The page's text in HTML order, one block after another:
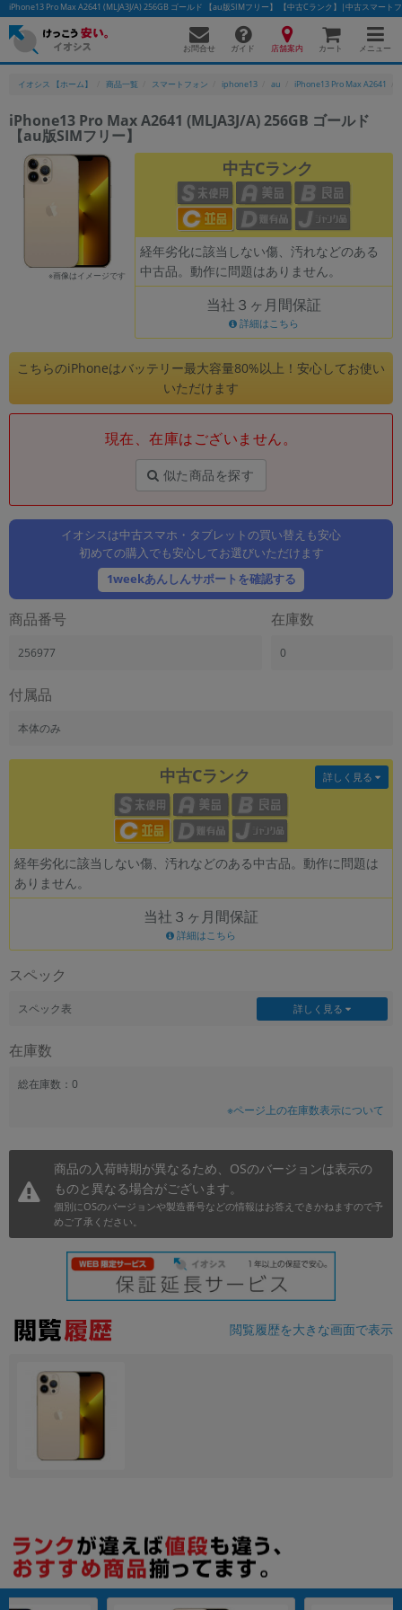
iPhone13 Pro Max A2641 (MLJA3J/A) 256GB ゴールド 【au版SIMフリー】 【中古Cランク】|中古スマート
お問合せ ガイド 店舗案内 カート メニュー
イオシス 【ホーム】 商品一覧 スマートフォン iphone13 au iPhone13 Pro Max A2641
iPhone13 Pro Max A2641 (MLJA3J/A) 256GB ゴールド
【au版SIMフリー】
※画像はイメージです
中古Cランク
経年劣化に該当しない傷、汚れなどのある
中古品。動作に問題はありません。
当社３ヶ月間保証
詳細はこちら
こちらのiPhoneはバッテリー最大容量80%以上！安心してお使い
いただけます
現在、在庫はございません。
似た商品を探す
イオシスは中古スマホ・タブレットの買い替えも安心
初めての購入でも安心してお選びいただけます
1weekあんしんサポートを確認する
商品番号
256977
在庫数
0
付属品
本体のみ
中古Cランク
経年劣化に該当しない傷、汚れなどのある中古品。動作に問題は
ありません。
詳しく見る
当社３ヶ月間保証
詳細はこちら
スペック
スペック表 詳しく見る
在庫数
総在庫数：0
※ページ上の在庫数表示について
商品の入荷時期が異なるため、OSのバージョンは表示の
ものと異なる場合がございます。
個別にOSのバージョンや製造番号などの情報はお答えできかねますので予
めご了承ください。
閲覧履歴を大きな画面で表示
かんたんパソコン検索に切り替える
フリーワード
人気の検索ワード： Let's note EliteBookMacBook
「スマートフォン」「タブレット」など
シリーズ
商品シリーズ名・ブランド名の絞り込み。
「iPhone」「Xperia」「Galaxy」など
「Apple」「SONY」「SHARP」など
機能・特徴
商品の搭載機能による絞り込み
「5G対応」「防水」「ワンセグ」など
ランク
「新品」「未使用」「中古」など
CPU
OSの絞り込み
~
容量
~
モニタサイズ
年
各項目のチェックボックスは「or検索」となります。
ただし機能別のみ「and検索」となります。